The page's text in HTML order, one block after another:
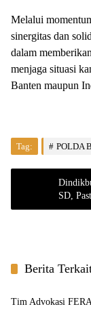
Melalui
sinergitas dan
dalam
menjaga situasi
Banten maupun
Tag: POLDA
SD,
Berita
Berita
Tim Advokasi